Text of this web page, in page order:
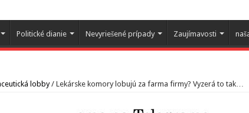
Politické dianie Nevyriešené prípady Zaujímavosti
lobby/ Lekárske komory lobujú za farma firmy? Vyzerá to tak…